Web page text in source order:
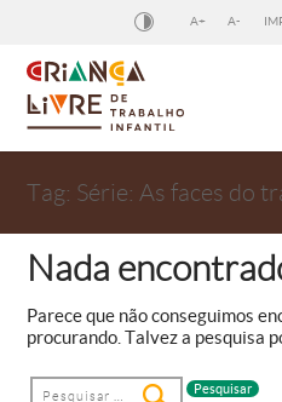
A+ A-
Tag: Série: As faces do
Nada
Parece que não conseguimos
procurando. Talvez a pesquisa
Pesquisar